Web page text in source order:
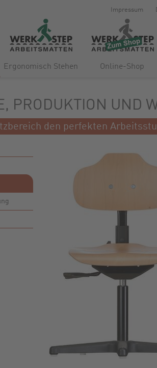
Impressum
Ergonomisch Stehen Online-Shop
PRODUKTION UND
den perfekten